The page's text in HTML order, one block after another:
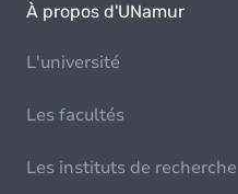
À propos d'UNamur
L'université
Les facultés
Les instituts de recherche